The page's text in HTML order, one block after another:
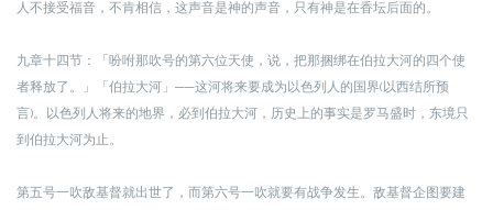
人不接受福音，不肯相信，这声音是神的声音，只有神是在香坛后面的。
九章十四节：「吩咐那吹号的第六位天使，说，把那捆绑在伯拉大河的四个使
者释放了。」
「伯拉大河」──这河将来要成为以色列人的国界(以西结所预
言)。以色列人将来的地界，必到伯拉大河，历史上的事实是罗马盛时，东境只
到伯拉大河为止。
第五号一吹敌基督就出世了，而第六号一吹就要有战争发生。敌基督企图要建